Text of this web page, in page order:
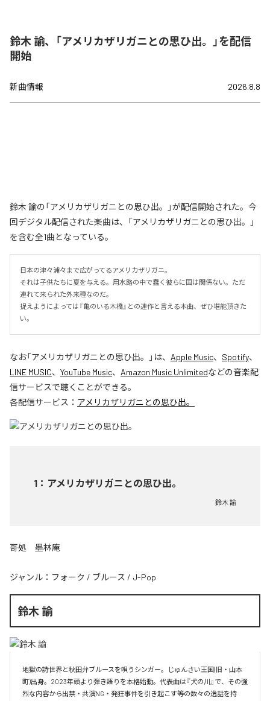
鈴木 諭、「アメリカザリガニとの思ひ出。」を配信
開始
新曲情報 2026.8.8
鈴木 諭の「アメリカザリガニとの思ひ出。」が配信開始された。今
回デジタル配信された楽曲は、「アメリカザリガニとの思ひ出。」
を含む全1曲となっている。
日本の津々浦々まで広がってるアメリカザリガニ。
それは子供たちに夏を与える。用水路の中で蠢く彼らに国は関係ない。ただ
連れて来られた外来種なのだ。
捉えようによっては『亀のいる木橋』との連作と言える本曲、ぜひ堪能頂きた
い。
なお「アメリカザリガニとの思ひ出。 」は、 Apple Music、 Spotify、
LINE MUSIC、 YouTube Music、 Amazon Music Unlimitedなどの音楽配
信サービスで聴くことができる。
各配信サービス： アメリカザリガニとの思ひ出。
1 ： アメリカザリガニとの思ひ出。
鈴木 諭
哥処 墨林庵
ジャンル： フォーク / ブルース / J-Pop
鈴木 諭
地獄の詩世界と秋田弁ブルースを唄うシンガー。じゅんさい王国(旧・山本
町)出身。2023年頭より弾き語りを本格始動。代表曲は『犬の川』で、その強
烈な内容から出禁・共演NG・発狂事件を引き起こす等の数々の逸話を持